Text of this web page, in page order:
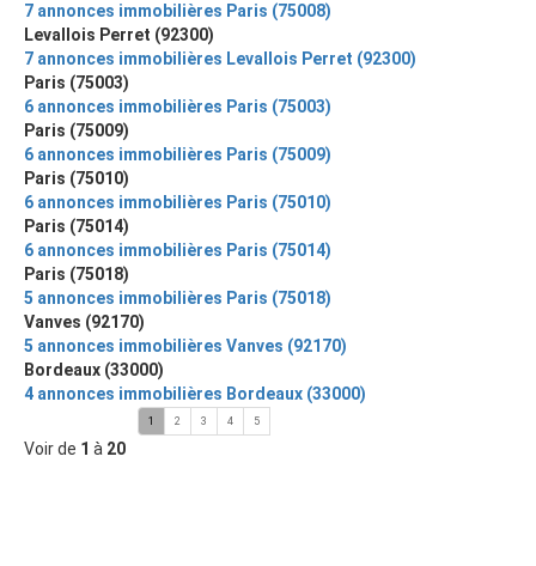
7 annonces immobilières Paris (75008)
Levallois Perret (92300)
7 annonces immobilières Levallois Perret (92300)
Paris (75003)
6 annonces immobilières Paris (75003)
Paris (75009)
6 annonces immobilières Paris (75009)
Paris (75010)
6 annonces immobilières Paris (75010)
Paris (75014)
6 annonces immobilières Paris (75014)
Paris (75018)
5 annonces immobilières Paris (75018)
Vanves (92170)
5 annonces immobilières Vanves (92170)
Bordeaux (33000)
4 annonces immobilières Bordeaux (33000)
Voir de 1 à 20
1 2 3 4 5